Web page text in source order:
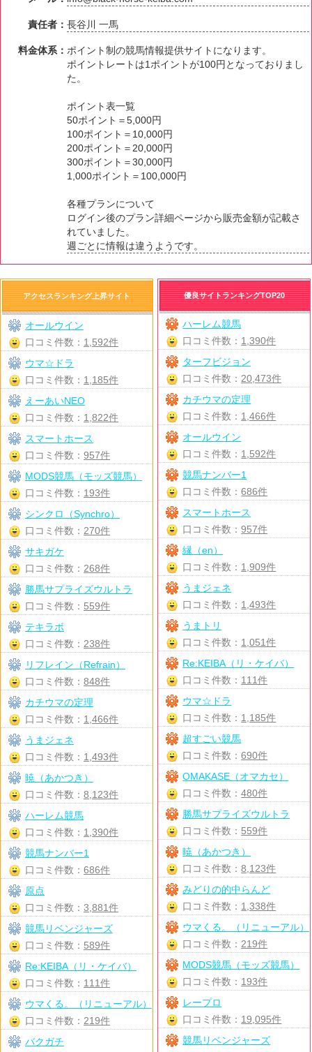
責任者：長谷川 一馬
料金体系： ポイント制の競馬情報提供サイトになります。
ポイントレートは1ポイントが100円となっておりまし
た。
ポイント表一覧
50ポイント＝5,000円
100ポイント＝10,000円
200ポイント＝20,000円
300ポイント＝30,000円
1,000ポイント＝100,000円
各種プランについて
ログイン後のプラン詳細ページから販売金額が記載さ
れていました。
週ごとに情報は違うようです。
優良サイトランキングTOP20
ハーレム競馬
口コミ件数： 1,390件
ターフビジョン
口コミ件数： 20,473件
カチウマの定理
口コミ件数： 1,466件
オールウイン
口コミ件数： 1,592件
競馬ナンバー1
口コミ件数：686件
スマートホース
口コミ件数：957件
縁（en）
口コミ件数： 1,909件
うまジェネ
口コミ件数： 1,493件
うまトリ
口コミ件数： 1,051件
Re:KEIBA（リ・ケイバ）
口コミ件数： 111件
ウマ☆ドラ
口コミ件数： 1,185件
超すごい競馬
口コミ件数：690件
OMAKASE（オマカセ）
口コミ件数：480件
勝馬サプライズウルトラ
口コミ件数： 559件
暁（あかつき）
口コミ件数：8,123件
みどりの的中らんど
口コミ件数： 1,338件
ウマくる。（リニューアル）
口コミ件数： 219件
MODS競馬（モッズ競馬）
口コミ件数： 193件
レープロ
口コミ件数： 19,095件
競馬リベンジャーズ
アクセスランキング上昇サイト
オールウイン
口コミ件数： 1,592件
ウマ☆ドラ
口コミ件数： 1,185件
えーあいNEO
口コミ件数： 1,822件
スマートホース
口コミ件数： 957件
MODS競馬（モッズ競馬）
口コミ件数： 193件
シンクロ（Synchro）
口コミ件数： 270件
サキガケ
口コミ件数： 268件
勝馬サプライズウルトラ
口コミ件数： 559件
テキラボ
口コミ件数： 238件
リフレイン（Refrain）
口コミ件数： 848件
カチウマの定理
口コミ件数： 1,466件
うまジェネ
口コミ件数： 1,493件
暁（あかつき）
口コミ件数： 8,123件
ハーレム競馬
口コミ件数： 1,390件
競馬ナンバー1
口コミ件数： 686件
原点
口コミ件数： 3,881件
競馬リベンジャーズ
口コミ件数： 589件
Re:KEIBA（リ・ケイバ）
口コミ件数： 111件
ウマくる。（リニューアル）
口コミ件数： 219件
バクガチ